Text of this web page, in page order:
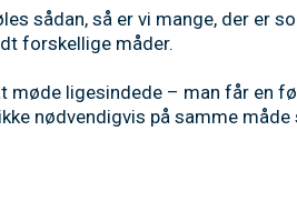
sådan, så er vi mange, der er
forskellige måder.
møde ligesindede – man får en
nødvendigvis på samme